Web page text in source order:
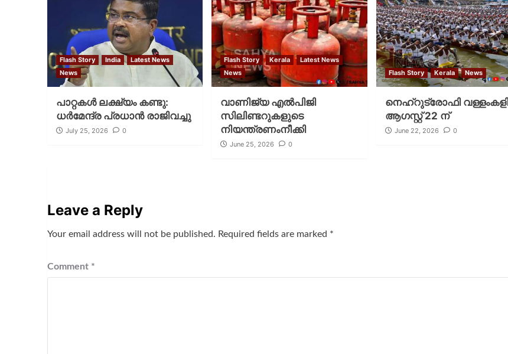
Flash Story India
Latest News
News
പാറ്റകള്‍ ലക്ഷ്യം കണ്ടു:
ധര്‍മേന്ദ്ര പ്രധാന്‍ രാജിവച്ചു
July 25, 2026 0
Flash Story Kerala
Latest News
News
വാണിജ്യ എൽപിജി
സിലിണ്ടറുകളുടെ
നിയന്ത്രണംനീക്കി
June 25, 2026 0
Flash Story Kerala News
നെഹ്റുട്രോഫി വള്ളംകളി
ആഗസ്റ്റ് 22 ന്
June 22, 2026 0
Leave a Reply
Your email address will not be published. Required fields are marked *
Comment *